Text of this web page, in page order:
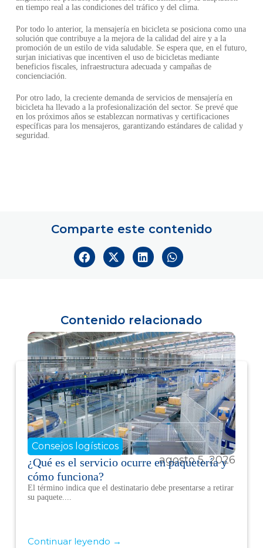
en tiempo real a las condiciones del tráfico y del clima.
Por todo lo anterior, la mensajería en bicicleta se posiciona como una
solución que contribuye a la mejora de la calidad del aire y a la
promoción de un estilo de vida saludable. Se espera que, en el futuro,
surjan iniciativas que incentiven el uso de bicicletas mediante
beneficios fiscales, infraestructura adecuada y campañas de
concienciación.
Por otro lado, la creciente demanda de servicios de mensajería en
bicicleta ha llevado a la profesionalización del sector. Se prevé que
en los próximos años se establezcan normativas y certificaciones
específicas para los mensajeros, garantizando estándares de calidad y
seguridad.
Comparte este contenido
Contenido relacionado
agosto 5, 2026
Consejos logísticos
¿Qué es el servicio ocurre en paquetería y
cómo funciona?
El término indica que el destinatario debe presentarse a retirar
su paquete....
Continuar leyendo →